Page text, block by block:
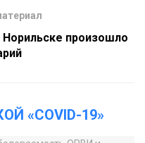
произошло
«COVID-19»